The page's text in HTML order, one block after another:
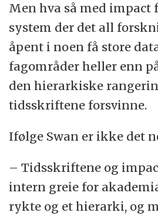
Men hva så med impact
system der det all
åpent i noen få store
fagområder heller enn
den hierarkiske
tidsskriftene forsvinne.
Ifølge Swan er ikke det
– Tidsskriftene og
intern greie for
rykte og et hierarki, og